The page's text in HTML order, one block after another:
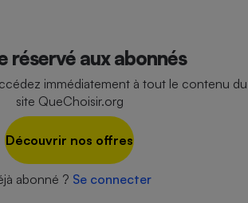
réservé aux abonnés
immédiatement à tout le contenu du
site QueChoisir.org
Découvrir nos offres
abonné ? Se connecter
Climatiseur -
Antivirus